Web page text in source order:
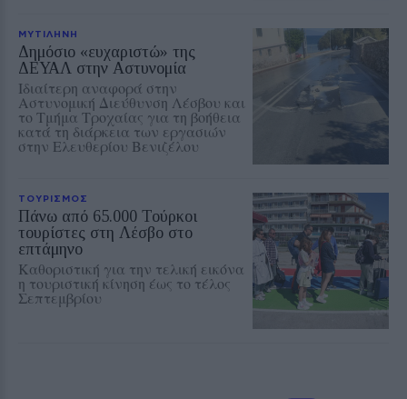
ΜΥΤΙΛΗΝΗ
Δημόσιο «ευχαριστώ» της
ΔΕΥΑΛ στην Αστυνομία
Ιδιαίτερη αναφορά στην
Αστυνομική Διεύθυνση Λέσβου και
το Τμήμα Τροχαίας για τη βοήθεια
κατά τη διάρκεια των εργασιών
στην Ελευθερίου Βενιζέλου
ΤΟΥΡΙΣΜΟΣ
Πάνω από 65.000 Τούρκοι
τουρίστες στη Λέσβο στο
επτάμηνο
Καθοριστική για την τελική εικόνα
η τουριστική κίνηση έως το τέλος
Σεπτεμβρίου